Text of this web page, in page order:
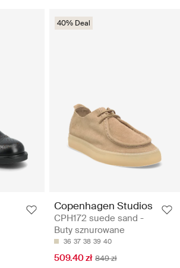
40% Deal
Copenhagen Studios
CPH172 suede sand -
Buty sznurowane
36 37 38 39 40
509.40 zł 849 zł